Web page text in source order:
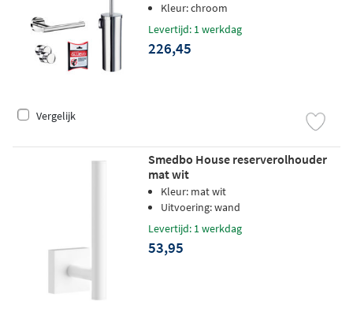
Kleur: chroom
Levertijd: 1 werkdag
226,45
Vergelijk
Smedbo House reserverolhouder
mat wit
Kleur: mat wit
Uitvoering: wand
Levertijd: 1 werkdag
53,95